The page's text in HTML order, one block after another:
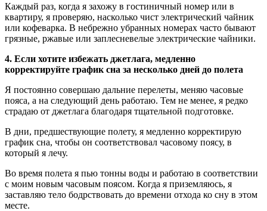
Каждый раз, когда я захожу в гостиничный номер или в
квартиру, я проверяю, насколько чист электрический чайник
или кофеварка. В небрежно убранных номерах часто бывают
грязные, ржавые или заплесневелые электрические чайники.
4. Если хотите избежать джетлага, медленно
корректируйте график сна за несколько дней до полета
Я постоянно совершаю дальние перелеты, меняю часовые
пояса, а на следующий день работаю. Тем не менее, я редко
страдаю от джетлага благодаря тщательной подготовке.
В дни, предшествующие полету, я медленно корректирую
график сна, чтобы он соответствовал часовому поясу, в
который я лечу.
Во время полета я пью тонны воды и работаю в соответствии
с моим новым часовым поясом. Когда я приземляюсь, я
заставляю тело бодрствовать до времени отхода ко сну в этом
месте.